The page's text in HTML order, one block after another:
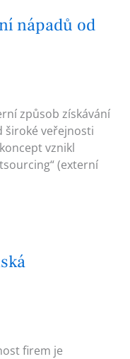
nápadů od
způsob získávání
široké veřejnosti
vznikl
(externí
firem je